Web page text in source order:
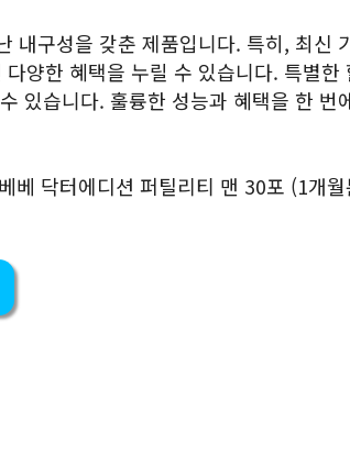
내구성을 갖춘 제품입니다. 특히, 최신
양한 혜택을 누릴 수 있습니다. 특별한
있습니다. 훌륭한 성능과 혜택을 한 번
베 닥터에디션 퍼틸리티 맨 30포 (1개